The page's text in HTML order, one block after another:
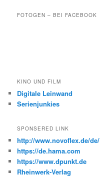
FOTOGEN – BEI FACEBOOK
KINO UND FILM
Digitale Leinwand
Serienjunkies
SPONSERED LINK
http://www.novoflex.de/de/
https://de.hama.com
https://www.dpunkt.de
Rheinwerk-Verlag